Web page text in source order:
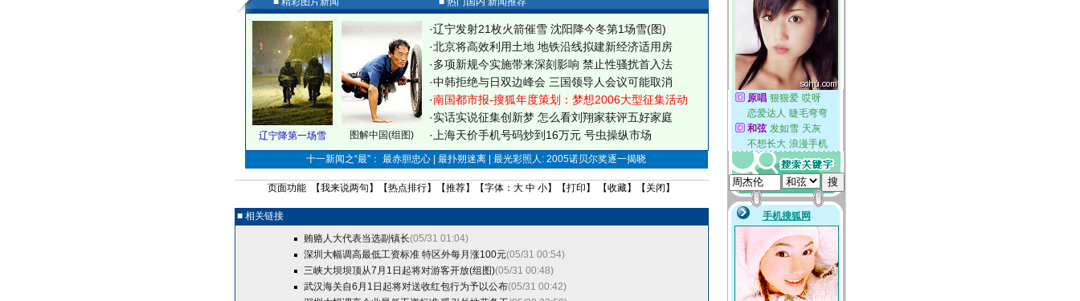
辽宁降第一场雪 图解中国(组图)
·辽宁发射21枚火箭催雪 沈阳降今冬第1场雪(图)
·北京将高效利用土地 地铁沿线拟建新经济适用房
·多项新规今实施带来深刻影响 禁止性骚扰首入法
·中韩拒绝与日双边峰会 三国领导人会议可能取消
·南国都市报-搜狐年度策划：梦想2006大型征集活动
·实话实说征集创新梦 怎么看刘翔家获评五好家庭
· 上海天价手机号码炒到16万元 号虫操纵市场
十一新闻之“最”： 最赤胆忠心 | 最扑朔迷离 | 最光彩照人: 2005诺贝尔奖逐一揭晓
页面功能 【我来说两句 】【热点排行】【推荐】【字体： 大 中 小】【打印 】 【收藏】【 关闭 】
■ 相关链接
贿赂人大代表当选副镇长(05/31 01:04)
深圳大幅调高最低工资标准 特区外每月涨100元(05/31 00:54)
三峡大坝坝顶从7月1日起将对游客开放(组图)(05/31 00:48)
武汉海关自6月1日起将对送收红包行为予以公布(05/31 00:42)